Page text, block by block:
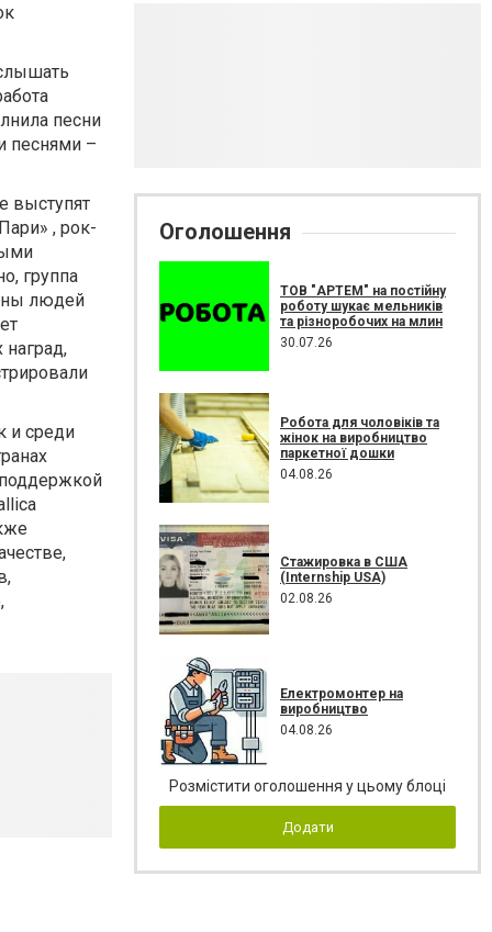
песни
песнями –
выступят
, рок-
группа
людей
и среди
Оголошення
ТОВ "АРТЕМ" на постійну
роботу шукає мельників
та різноробочих на млин
30.07.26
Робота для чоловіків та
жінок на виробництво
паркетної дошки
04.08.26
Стажировка в США
(Internship USA)
02.08.26
Електромонтер на
виробництво
04.08.26
Розмістити оголошення у цьому блоці
Додати